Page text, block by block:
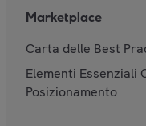
Marketplace
Carta delle Best
Elementi Essenziali
Posizionamento